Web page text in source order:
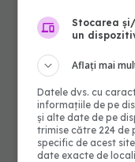
Stocarea
un
Aflați mai
Datele dvs. cu
informațiile de pe
și alte date de pe
trimise către 224 de
specific de acest
date exacte de